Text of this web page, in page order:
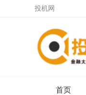
投机网
首页